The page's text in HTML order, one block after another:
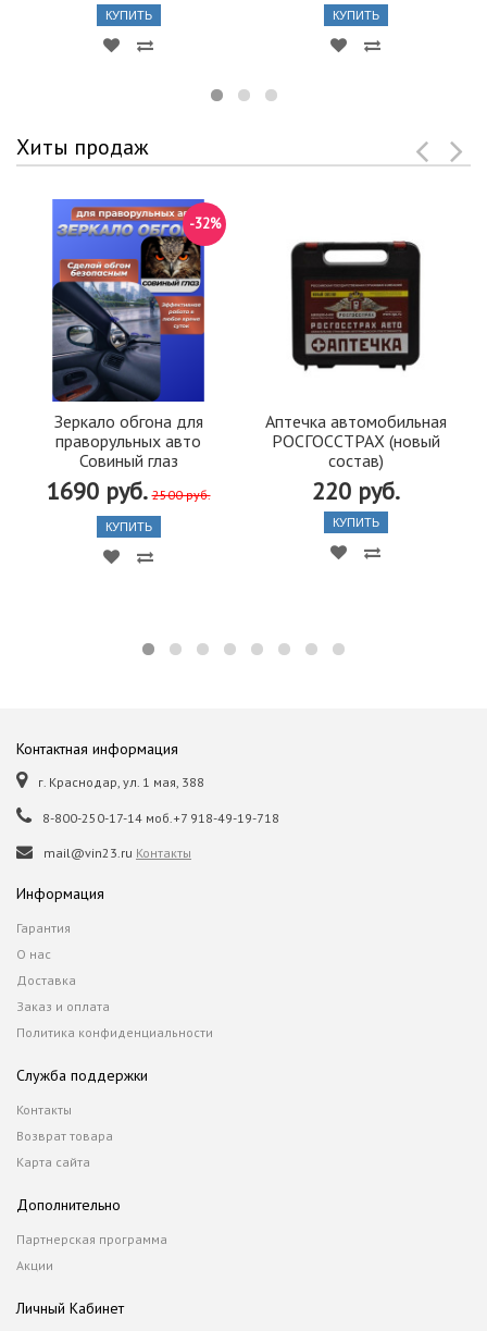
КУПИТЬ КУПИТЬ
Хиты продаж
Зеркало обгона для
праворульных авто
Совиный глаз
1690 руб. 2500 руб.
-32%
КУПИТЬ
Аптечка автомобильная
РОСГОССТРАХ (новый
состав)
220 руб.
КУПИТЬ
Контактная информация
г. Краснодар, ул. 1 мая, 388
8-800-250-17-14 моб.+7 918-49-19-718
mail@vin23.ru Контакты
Информация
Гарантия
О нас
Доставка
Заказ и оплата
Политика конфиденциальности
Служба поддержки
Контакты
Возврат товара
Карта сайта
Дополнительно
Партнерская программа
Акции
Личный Кабинет